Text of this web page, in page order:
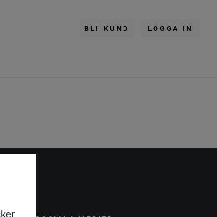
BLI KUND LOGGA IN